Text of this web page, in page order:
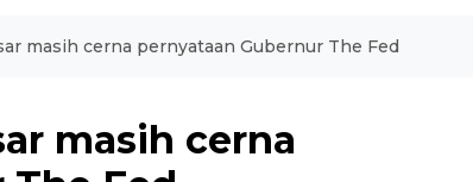
masih cerna pernyataan Gubernur The Fed
masih cerna